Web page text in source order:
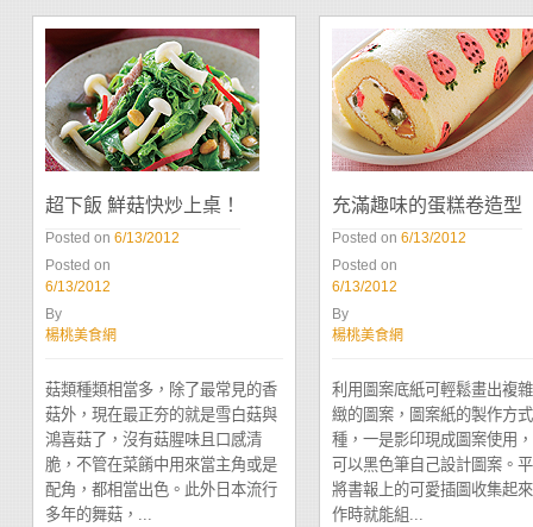
超下飯 鮮菇快炒上桌！
Posted on6/13/2012
Posted on
6/13/2012
By
楊桃美食網
菇類種類相當多，除了最常見的香
菇外，現在最正夯的就是雪白菇與
鴻喜菇了，沒有菇腥味且口感清
脆，不管在菜餚中用來當主角或是
配角，都相當出色。此外日本流行
多年的舞菇，...
充滿趣味的蛋糕卷造型
Posted on 6/13/2012
Posted on
6/13/2012
By
楊桃美食網
利用圖案底紙可輕鬆畫出複
緻的圖案，圖案紙的製作方
種，一是影印現成圖案使用
可以黑色筆自己設計圖案。
將書報上的可愛插圖收集起
作時就能組...